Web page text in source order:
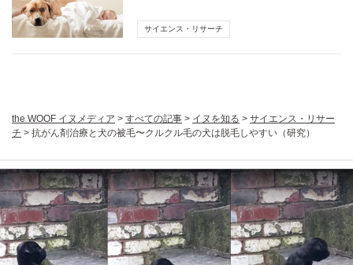
サイエンス・リサーチ
the WOOF イヌメディア > すべての記事 > イヌを知る > サイエンス・リサー
チ > 抗がん剤治療と犬の被毛〜クルクル毛の犬は脱毛しやすい（研究）